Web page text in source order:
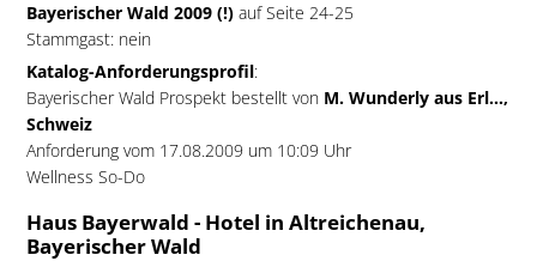
Bayerischer Wald 2009 (!)auf Seite 24-25
Stammgast: nein
Katalog-Anforderungsprofil:
Bayerischer Wald Prospekt bestellt von M. Wunderly aus Erl...,
Schweiz
Anforderung vom 17.08.2009 um 10:09 Uhr
Wellness So-Do
Haus Bayerwald - Hotel in Altreichenau,
Bayerischer Wald